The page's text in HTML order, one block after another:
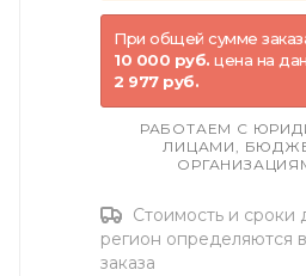
При общей сумме
10 000 руб. цена на
2 977 руб.
РАБОТАЕМ С
ЛИЦАМИ,
Стоимость и сроки
регион определяются
заказа